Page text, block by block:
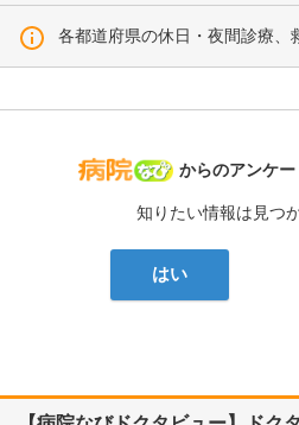
各都道府県の休日・夜間診療、
病院なび
からのアンケー
知りたい情報は見つ
はい